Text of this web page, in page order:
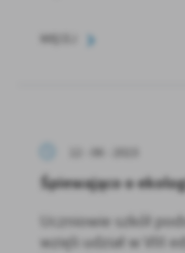
12 - 06 - 2023
Śpiewająco o
Uczniowie szkół
wzięli udział w VIII